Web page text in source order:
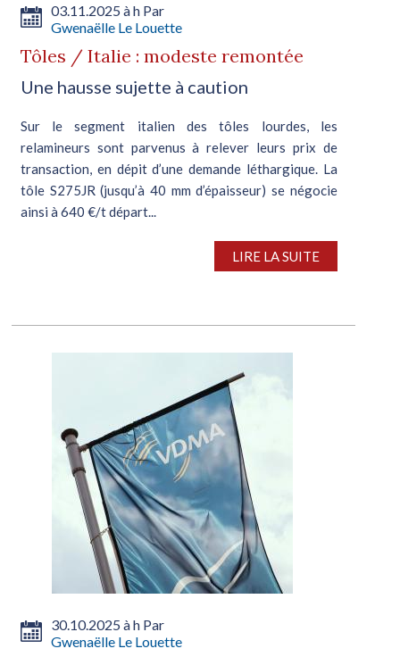
03.11.2025 à h Par
Gwenaëlle Le Louette
Tôles / Italie : modeste remontée
Une hausse sujette à caution
Sur le segment italien des tôles lourdes, les
relamineurs sont parvenus à relever leurs prix de
transaction, en dépit d’une demande léthargique. La
tôle S275JR (jusqu’à 40 mm d’épaisseur) se négocie
ainsi à 640 €/t départ...
LIRE LA SUITE
30.10.2025 à h Par
Gwenaëlle Le Louette